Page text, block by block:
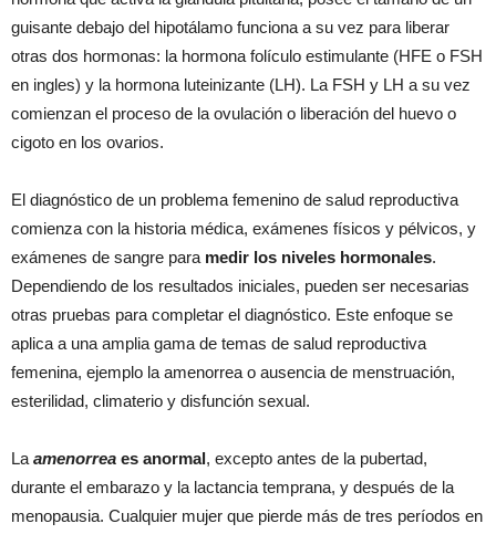
guisante debajo del hipotálamo funciona a su vez para liberar
otras dos hormonas: la hormona folículo estimulante (HFE o FSH
en ingles) y la hormona luteinizante (LH). La FSH y LH a su vez
comienzan el proceso de la ovulación o liberación del huevo o
cigoto en los ovarios.
El diagnóstico de un problema femenino de salud reproductiva
comienza con la historia médica, exámenes físicos y pélvicos, y
exámenes de sangre para medir los niveles hormonales.
Dependiendo de los resultados iniciales, pueden ser necesarias
otras pruebas para completar el diagnóstico. Este enfoque se
aplica a una amplia gama de temas de salud reproductiva
femenina, ejemplo la amenorrea o ausencia de menstruación,
esterilidad, climaterio y disfunción sexual.
La amenorrea es anormal, excepto antes de la pubertad,
durante el embarazo y la lactancia temprana, y después de la
menopausia. Cualquier mujer que pierde más de tres períodos en